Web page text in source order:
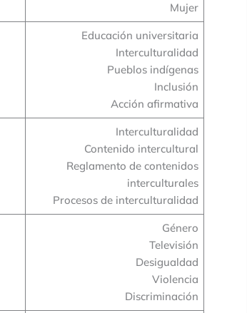
Mujer
Educación universitaria
Interculturalidad
Pueblos indígenas
Inclusión
Acción afirmativa
Interculturalidad
Contenido intercultural
Reglamento de contenidos
interculturales
Procesos de interculturalidad
Género
Televisión
Desigualdad
Violencia
Discriminación